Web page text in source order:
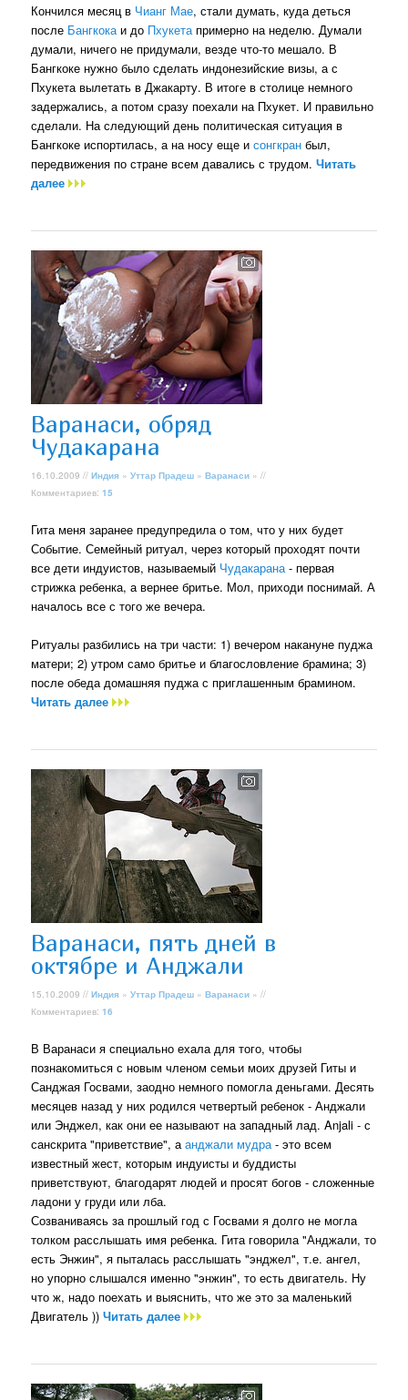
Кончился месяц в Чианг Мае, стали думать, куда деться
после Бангкока и до Пхукета примерно на неделю. Думали
думали, ничего не придумали, везде что-то мешало. В
Бангкоке нужно было сделать индонезийские визы, а с
Пхукета вылетать в Джакарту. В итоге в столице немного
задержались, а потом сразу поехали на Пхукет. И правильно
сделали. На следующий день политическая ситуация в
Бангкоке испортилась, а на носу еще исонгкран был,
передвижения по стране всем давались с трудом.Читать
далее
Варанаси, обряд
Чудакарана
16.10.2009 //Индия »Уттар Прадеш »Варанаси » //
Комментариев:15
Гита меня заранее предупредила о том, что у них будет
Событие. Семейный ритуал, через который проходят почти
все дети индуистов, называемый Чудакарана - первая
стрижка ребенка, а вернее бритье. Мол, приходи поснимай. А
началось все с того же вечера.
Ритуалы разбились на три части: 1) вечером накануне пуджа
матери; 2) утром само бритье и благословление брамина; 3)
после обеда домашняя пуджа с приглашенным брамином.
Читать далее
Варанаси, пять дней в
октябре и Анджали
15.10.2009 //Индия »Уттар Прадеш »Варанаси » //
Комментариев:16
В Варанаси я специально ехала для того, чтобы
познакомиться с новым членом семьи моих друзей Гиты и
Санджая Госвами, заодно немного помогла деньгами. Десять
месяцев назад у них родился четвертый ребенок - Анджали
или Энджел, как они ее называют на западный лад. Anjali - с
санскрита "приветствие", аанджали мудра - это всем
известный жест, которым индуисты и буддисты
приветствуют, благодарят людей и просят богов - сложенные
ладони у груди или лба.
Созваниваясь за прошлый год с Госвами я долго не могла
толком расслышать имя ребенка. Гита говорила "Анджали, то
есть Энжин", я пыталась расслышать "энджел", т.е. ангел,
но упорно слышался именно "энжин", то есть двигатель. Ну
что ж, надо поехать и выяснить, что же это за маленький
Двигатель ))Читать далее